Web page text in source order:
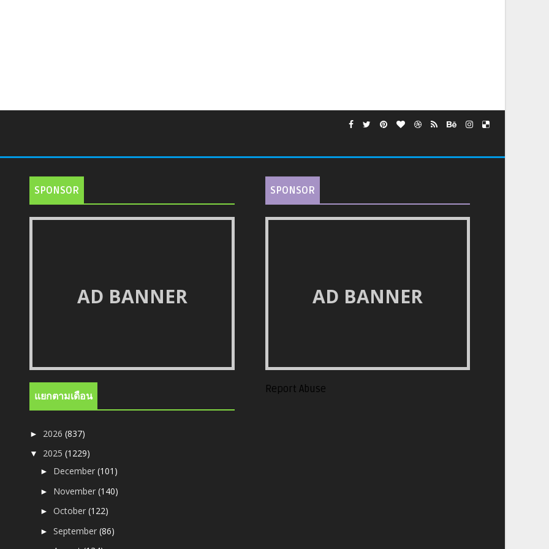
SPONSOR
AD BANNER
แยกตามเดือน
► 2026(837)
▼ 2025(1229)
► December(101)
► November(140)
►October(122)
►September(86)
SPONSOR
AD BANNER
Report Abuse